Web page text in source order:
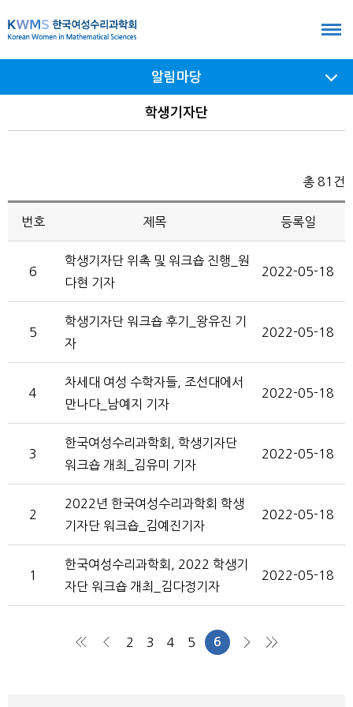
문
가
여닫기
알림마당
학생기자단
총 81건
번호 제목 등록일
6
학생기자단 위촉 및 워크숍 진행_원
다현 기자
2022-05-18
5
학생기자단 워크숍 후기_왕유진 기
자
2022-05-18
4
차세대 여성 수학자들, 조선대에서
만나다_남예지 기자
2022-05-18
3
한국여성수리과학회, 학생기자단
워크숍 개최_김유미 기자
2022-05-18
2
2022년 한국여성수리과학회 학생
기자단 워크숍_김예진기자
2022-05-18
1
한국여성수리과학회, 2022 학생기
자단 워크숍 개최_김다정기자
2022-05-18
2 3 4 5 6